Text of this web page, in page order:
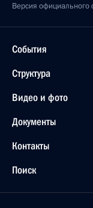
Версия официального
События
Структура
Видео и фото
Документы
Контакты
Поиск